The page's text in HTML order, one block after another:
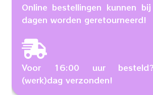
Online bestellingen kunnen
dagen worden geretourneerd!
Voor 16:00 uur
(werk)dag verzonden!